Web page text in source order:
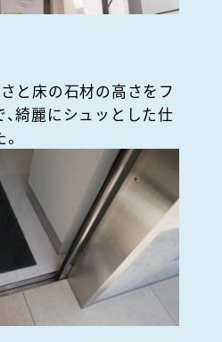
と床の石材の高さをフ
綺麗にシュッとした仕